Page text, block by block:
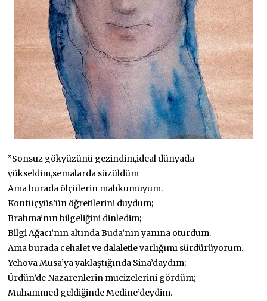
”Sonsuz gökyüzünü gezindim,ideal dünyada
yükseldim,semalarda süzüldüm
Ama burada ölçülerin mahkumuyum.
Konfüçyüs’ün öğretilerini duydum;
Brahma’nın bilgeliğini dinledim;
Bilgi Ağacı’nın altında Buda’nın yanına oturdum.
Ama burada cehalet ve dalaletle varlığımı sürdürüyorum.
Yehova Musa’ya yaklaştığında Sina’daydım;
Ürdün’de Nazarenlerin mucizelerini gördüm;
Muhammed geldiğinde Medine’deydim.